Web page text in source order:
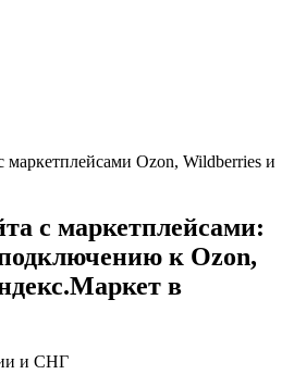
маркетплейсами Ozon, Wildberries и
с маркетплейсами:
к Ozon,
в
и СНГ